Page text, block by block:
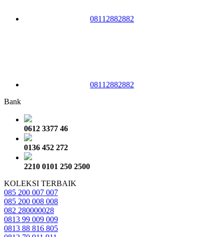
08112882882
08112882882
Bank
0612 3377 46
0136 452 272
2210 0101 250 2500
KOLEKSI TERBAIK
085 200 007 007
085 200 008 008
082 280000028
0813 99 009 009
0813 88 816 805